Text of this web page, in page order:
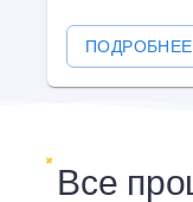
ПОДРОБНЕЕ
Все